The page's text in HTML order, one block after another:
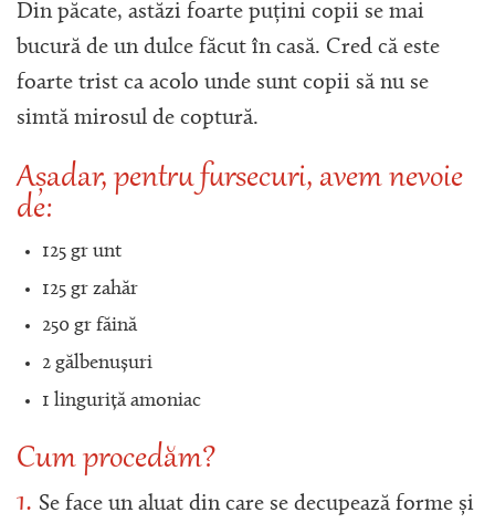
Din păcate, astăzi foarte puțini copii se mai
bucură de un dulce făcut în casă. Cred că este
foarte trist ca acolo unde sunt copii să nu se
simtă mirosul de coptură.
Așadar, pentru fursecuri, avem nevoie
de:
125 gr unt
125 gr zahăr
250 gr făină
2 gălbenușuri
1 linguriță amoniac
Cum procedăm?
1. Se face un aluat din care se decupează forme și